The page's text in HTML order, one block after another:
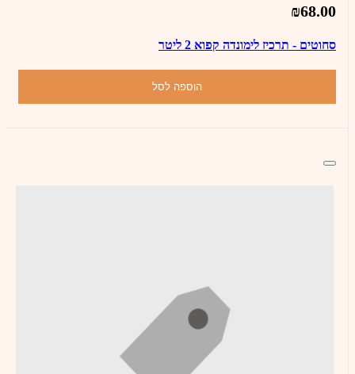
₪68.00
סחוטים - תרכיז לימונדה קפוא 2 ליטר
הוספה לסל